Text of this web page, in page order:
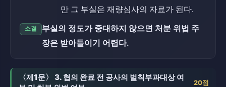
만 그 부실은 재량심사의 자료가 된다.
소결
부실의 정도가 중대하지 않으면 처분 위법 주
장은 받아들이기 어렵다.
〈제1문〉 3. 협의 완료 전 공사의 벌칙부과대상 여
20점